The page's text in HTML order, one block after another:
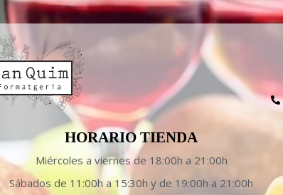
HORARIO TIENDA
Miércoles a viernes de 18:00h a 21:00h
Sábados de 11:00h a 15:30h y de 19:00h a 21:00h